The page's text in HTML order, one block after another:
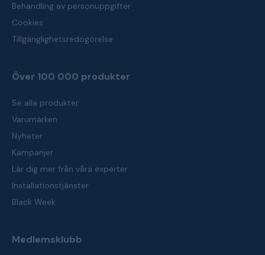
Behandling av personuppgifter
Cookies
Tillgänglighetsredogörelse
Över 100 000 produkter
Se alla produkter
Varumärken
Nyheter
Kampanjer
Lär dig mer från våra experter
Installationstjänster
Black Week
Medlemsklubb